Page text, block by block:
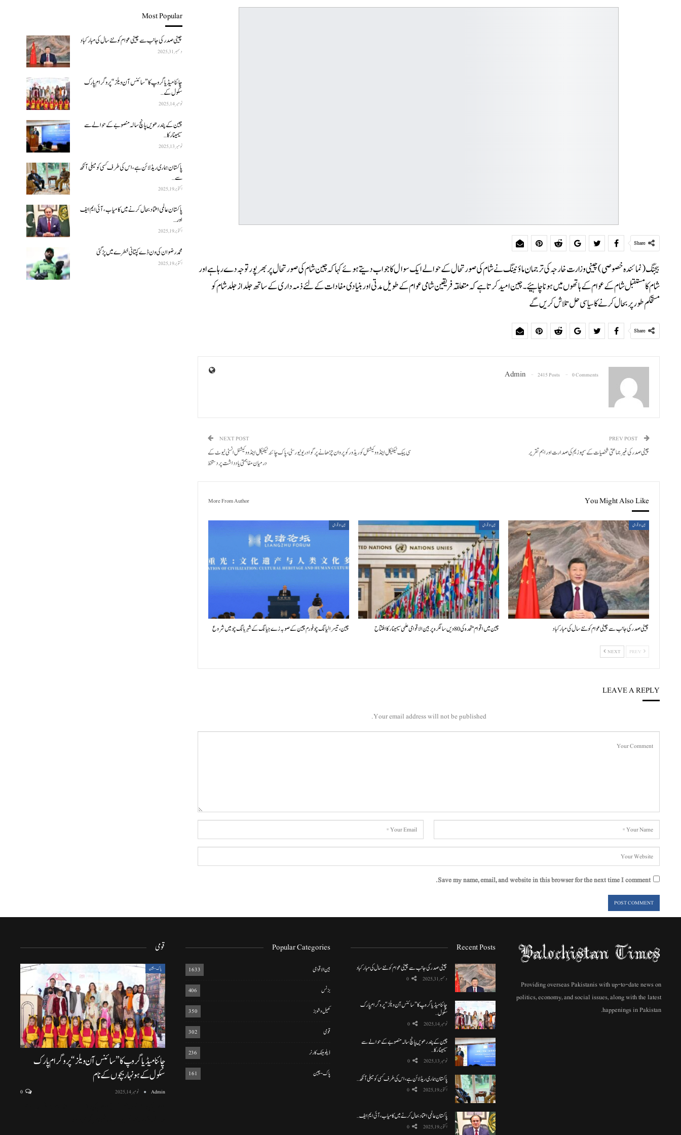
Share
بیجنگ (نمائندہ خصوصی) چینی وزارت خارجہ کی ترجمان ماؤ نینگ نے شام کی صورتحال کے حوالے ایک سوال کا جواب دیتے ہوئے کہا کہ چین شام کی صورتحال پر بھر پور توجہ دے رہا ہے اور
شام کا مستقبل شام کے عوام کے ہاتھوں میں ہونا چاہیئے۔ چین امید کرتا ہے کہ متعلقہ فریقین شامی عوام کے طویل مدتی اور بنیادی مفادات کے لئے ذمہ دار ی کے ساتھ جلد از جلد شام کو
مستحکم طور پر بحال کرنے کا سیاسی حل تلاش کریں گے
Share
Admin 2415 Posts 0 Comments
چینی صدر کی غیر جماعتی شخصیات کے سمپوزیم کی صدارت اور اہم تقریر
NEXT POST
سی پیک ٹیکنیکل اینڈ ووکیشنل کوریڈورکو پروان چڑھانےپر گوادر یونیورسٹی ،پاک چائنہ ٹیکنیکل اینڈ ووکیشنل انسٹی ٹیوٹ کے
درمیان مفاہمتی یادداشت پر دستخط
You Might Also Like
More From Author
بین الاقوامی
چینی صدر کی جانب سے چینی عوام کو نئے سال کی مبارکباد
بین الاقوامی
چین میں اقوام متحدہ کی 80ویں سالگرہ پر بین الاقوامی علمی سیمینار کا افتتاح
بین الاقوامی
چین، تیسرا لیانگ چو فورم چین کے صوبہ زے جیانگ کے شہر ہانگ چو میں شروع
NEXT
LEAVE A REPLY
Your email address will not be published.
Save my name, email, and website in this browser for the next time I comment.
Most Popular
چینی صدر کی جانب سے چینی عوام کو نئے سال کی مبارکباد
دسمبر 31, 2025
چائنا میڈیا گروپ کا ”سائنس آن ویلز“ پروگرام پارک
سکول کے…
نومبر 14, 2025
چین کے پندرھویں پانچ سالہ منصوبے کے حوالے سے
سیمینار کا…
نومبر 13, 2025
پاکستان ہماری ریڈ لائن ہے، اس کی طرف کسی کو میلی آنکھ
سے…
اکتوبر 19, 2025
پاکستان عالمی اعتماد بحال کرنے میں کامیاب، آئی ایم ایف
اور…
اکتوبر 19, 2025
محمد رضوان کی ون ڈے کپتانی خطرے میں پڑ گئی
اکتوبر 19, 2025
Providing overseas Pakistanis with up-to-date news on
politics, economy, and social issues, along with the latest
happenings in Pakistan.
Recent Posts
چینی صدر کی جانب سے چینی عوام کو نئے سال کی مبارکباد
دسمبر 31, 2025
چائنا میڈیا گروپ کا ”سائنس آن ویلز“ پروگرام پارک
سکول…
نومبر 14, 2025
چین کے پندرھویں پانچ سالہ منصوبے کے حوالے سے
سیمینار کا…
نومبر 13, 2025
پاکستان ہماری ریڈ لائن ہے، اس کی طرف کسی کو میلی آنکھ…
اکتوبر 19, 2025
پاکستان عالمی اعتماد بحال کرنے میں کامیاب، آئی ایم ایف…
اکتوبر 19, 2025
Popular Categories
بین الاقوامی 1633
بزنس 406
کھیل و شوبز 350
قومی 302
ڈپلومیٹک کارنر 236
پاک-چین 161
قومی
پاک-چین
چائنا میڈیا گروپ کا ”سائنس آن ویلز“ پروگرام پارک
سکول کے ہونہار بچوں کے نام
Admin نومبر 14, 2025 0